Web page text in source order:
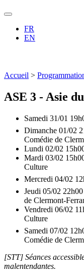
FR
EN
Accueil >
ASE 3 - Asie
Samedi 31/01
Dimanche 01/02
Comédie de
Lundi 02/02
Mardi 03/02
Culture
Mercredi 04/02
Jeudi 05/02 22h00
de Clermont-
Vendredi 06/02
Culture
Samedi 07/02
Comédie de
[STT] Séances
malentendantes.